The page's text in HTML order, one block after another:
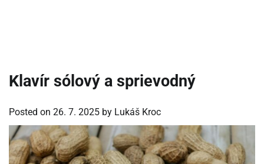
Klavír sólový a sprievodný
Posted on 26. 7. 2025 by Lukáš Kroc